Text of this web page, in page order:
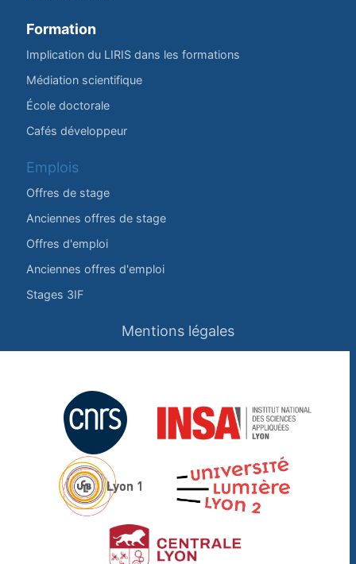
Formation
Implication du LIRIS dans les formations
Médiation scientifique
École doctorale
Cafés développeur
Emplois
Offres de stage
Anciennes offres de stage
Offres d'emploi
Anciennes offres d'emploi
Stages 3IF
Mentions légales